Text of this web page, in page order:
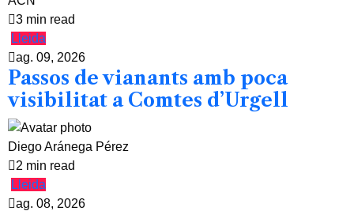
3 min read
Lleida
ag. 09, 2026
Passos de vianants amb poca
visibilitat a Comtes d’Urgell
Diego Aránega Pérez
2 min read
Lleida
ag. 08, 2026